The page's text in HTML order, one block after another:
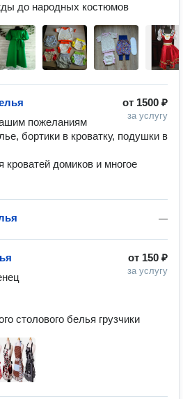
до народных костюмов
от 1500 ₽
за услугу
пожеланиям
бортики в кроватку, подушки в
домиков и многое
—
от 150 ₽
за услугу
столового белья грузчики